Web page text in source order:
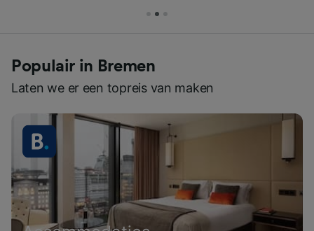
Populair in Bremen
Laten we er een topreis van maken